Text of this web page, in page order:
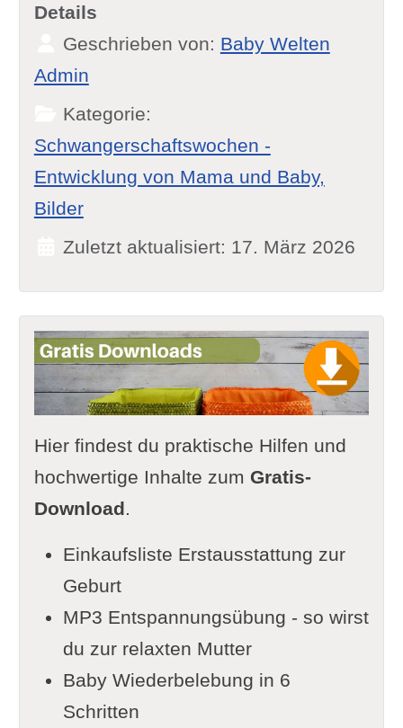
Details
Geschrieben von: Baby Welten
Admin
Kategorie:
Schwangerschaftswochen -
Entwicklung von Mama und Baby,
Bilder
Zuletzt aktualisiert: 17. März 2026
Hier findest du praktische Hilfen und
hochwertige Inhalte zum Gratis-
Download.
Einkaufsliste Erstausstattung zur
Geburt
MP3 Entspannungsübung - so wirst
du zur relaxten Mutter
Baby Wiederbelebung in 6
Schritten